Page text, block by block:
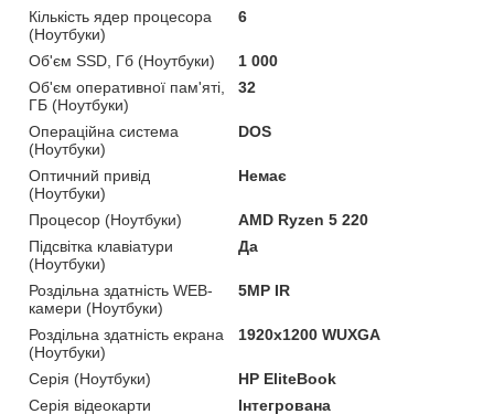
Кількість ядер процесора
(Ноутбуки)
6
Об'єм SSD, Гб (Ноутбуки)
1 000
Об'єм оперативної пам'яті,
ГБ (Ноутбуки)
32
Операційна система
(Ноутбуки)
DOS
Оптичний привід
(Ноутбуки)
Немає
Процесор (Ноутбуки)
AMD Ryzen 5 220
Підсвітка клавіатури
(Ноутбуки)
Да
Роздільна здатність WEB-
камери (Ноутбуки)
5MP IR
Роздільна здатність екрана
(Ноутбуки)
1920x1200 WUXGA
Серія (Ноутбуки)
HP EliteBook
Серія відеокарти
Інтегрована